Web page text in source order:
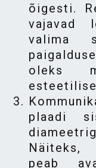
õigesti.
vajavad
valima
oleks
plaadi
Näiteks,
peab